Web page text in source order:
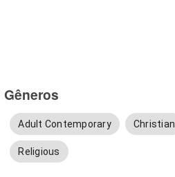
Gêneros
Adult Contemporary Christian
Religious